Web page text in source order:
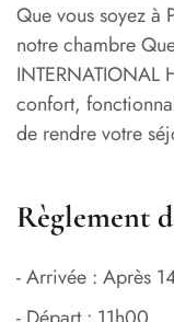
Que vous soyez à
notre chambre
INTERNATIONAL
confort,
de rendre votre
Règlement
- Arrivée : Après